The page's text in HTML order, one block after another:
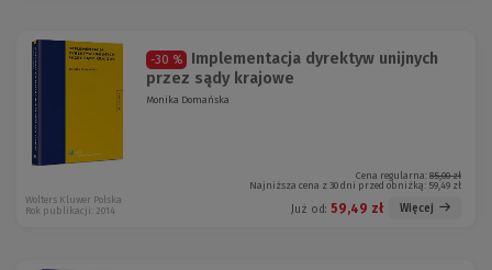
-30 %
Implementacja dyrektyw unijnych
przez sądy krajowe
Monika Domańska
Cena regularna: 85,00 zł
Najniższa cena z 30 dni przed obniżką: 59,49 zł
Już od: 59,49 zł Więcej
Wolters Kluwer Polska
Rok publikacji: 2014